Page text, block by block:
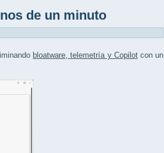
de un minuto
bloatware, telemetría y Copilotcon un